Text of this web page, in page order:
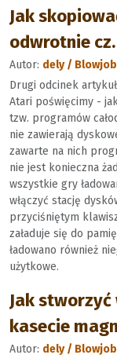
Jak
odwrotnie
Autor: dely /
Drugi odcinek
Atari poświęcimy -
tzw. programów
nie zawierają
zawarte na nich
nie jest konieczna
wszystkie gry
włączyć stację
przyciśniętym
załaduje się do
ładowano również
użytkowe.
Jak stworzyć
kasecie
Autor: dely /